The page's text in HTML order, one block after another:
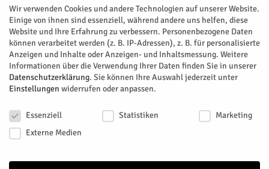
Zusatz-Schulbusse im Einsatz
Aktuell sind im Kreis Düren 722 Menschen nachweislich mit
dem Coronavirus infiziert. Seit der letzten Meldung (12.3.)
gibt es 76 Neuinfektionen. Leider sind zwei weitere Menschen
gestorben (80 und 86 Jahre). „Unsere Gedanken sind bei den
Angehörigen, denen wir in dieser Zeit viel Kraft wünschen“
Todesfälle auf 234.
VonKreis Düren - März 15, 2021
Wir verwenden Cookies und andere Technologien auf unserer Website.
Einige von ihnen sind essenziell, während andere uns helfen, diese
Website und Ihre Erfahrung zu verbessern. Personenbezogene Daten
können verarbeitet werden (z. B. IP-Adressen), z. B. für personalisierte
Anzeigen und Inhalte oder Anzeigen- und Inhaltsmessung. Weitere
Informationen über die Verwendung Ihrer Daten finden Sie in unserer
Datenschutzerklärung. Sie können Ihre Auswahl jederzeit unter
Einstellungen widerrufen oder anpassen.
Essenziell
Statistiken
Marketing
Externe Medien